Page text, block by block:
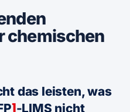
chemischen
das leisten, was
]-LIMS nicht